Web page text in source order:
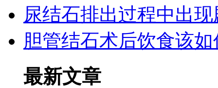
尿结石排出过程中出
胆管结石术后饮食该
最新文章